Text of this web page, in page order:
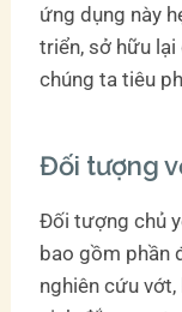
ứng dụng này
triển, sở hữu lại
chúng ta tiêu
Đối tượng
Đối tượng chủ
bao gồm phần
nghiên cứu